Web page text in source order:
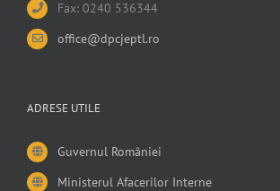
Fax: 0240 536344
office@dpcjeptl.ro
ADRESE UTILE
Guvernul României
Ministerul Afacerilor Interne